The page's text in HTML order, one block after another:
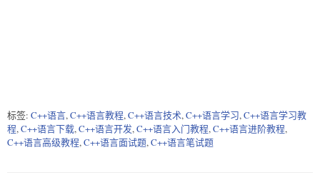
标签: C++语言,C++语言教程,C++语言技术,C++语言学习,C++语言学习教
程,C++语言下载,C++语言开发,C++语言入门教程,C++语言进阶教程,
C++语言高级教程,C++语言面试题,C++语言笔试题